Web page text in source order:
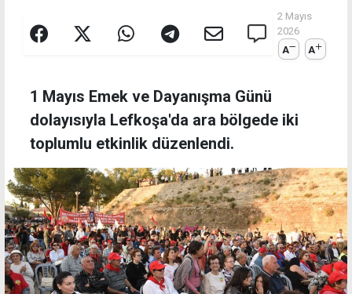
2 Mayıs
2026
A
A
1 Mayıs Emek ve Dayanışma Günü
dolayısıyla Lefkoşa'da ara bölgede iki
toplumlu etkinlik düzenlendi.